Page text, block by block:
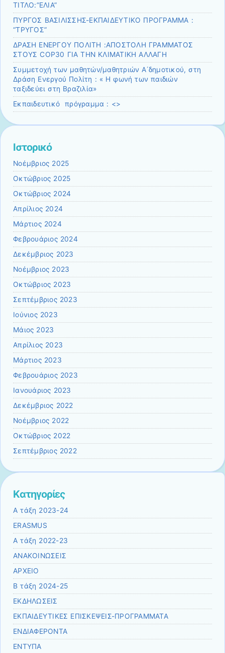
ΤΙΤΛΟ:”ΕΛΙΑ”
ΠΥΡΓΟΣ ΒΑΣΙΛΙΣΣΗΣ-ΕΚΠΑΙΔΕΥΤΙΚΟ ΠΡΟΓΡΑΜΜΑ :
“ΤΡΥΓΟΣ”
ΔΡΑΣΗ ΕΝΕΡΓΟΥ ΠΟΛΙΤΗ :ΑΠΟΣΤΟΛΗ ΓΡΑΜΜΑΤΟΣ
ΣΤΟΥΣ COP30 ΓΙΑ ΤΗΝ ΚΛΙΜΑΤΙΚΗ ΑΛΛΑΓΗ
Συμμετοχή των μαθητών/μαθητριών Α΄δημοτικού, στη
Δράση Ενεργού Πολίτη : « Η φωνή των παιδιών
ταξιδεύει στη Βραζιλία»
Εκπαιδευτικό πρόγραμμα : <>
Ιστορικό
Νοέμβριος 2025
Οκτώβριος 2025
Οκτώβριος 2024
Απρίλιος 2024
Μάρτιος 2024
Φεβρουάριος 2024
Δεκέμβριος 2023
Νοέμβριος 2023
Οκτώβριος 2023
Σεπτέμβριος 2023
Ιούνιος 2023
Μάιος 2023
Απρίλιος 2023
Μάρτιος 2023
Φεβρουάριος 2023
Ιανουάριος 2023
Δεκέμβριος 2022
Νοέμβριος 2022
Οκτώβριος 2022
Σεπτέμβριος 2022
Kατηγορίες
A τάξη 2023-24
ERASMUS
Α τάξη 2022-23
ΑΝΑΚΟΙΝΩΣΕΙΣ
ΑΡΧΕΙΟ
Β τάξη 2024-25
ΕΚΔΗΛΩΣΕΙΣ
ΕΚΠΑΙΔΕΥΤΙΚΕΣ ΕΠΙΣΚΕΨΕΙΣ-ΠΡΟΓΡΑΜΜΑΤΑ
ΕΝΔΙΑΦΕΡΟΝΤΑ
ΕΝΤΥΠΑ